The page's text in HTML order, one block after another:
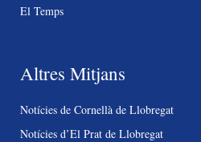
El Temps
Altres Mitjans
Notícies de Cornellà de Llobregat
Notícies d’El Prat de Llobregat